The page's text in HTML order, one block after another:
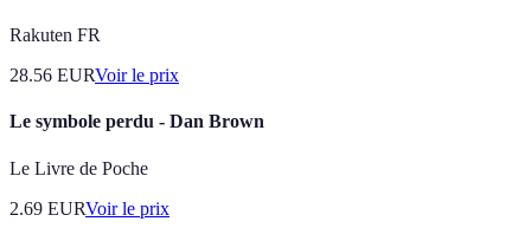
Rakuten FR
28.56 EURVoir le prix
Le symbole perdu - Dan Brown
Le Livre de Poche
2.69 EURVoir le prix